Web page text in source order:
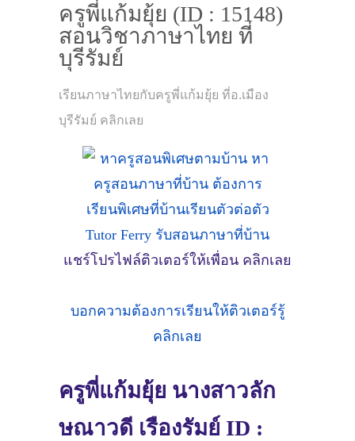
ครูพี่แก้มยุ้ย (ID : 15148)
สอนวิชาภาษาไทย ที่
บุรีรัมย์
เรียนภาษาไทยกับครูพี่แก้มยุ้ย ที่อ.เมือง
บุรีรัมย์ คลิกเลย
แชร์โปรไฟล์ติวเตอร์ให้เพื่อน คลิกเลย
บอกความต้องการเรียนให้ติวเตอร์รู้
คลิกเลย
ครูพี่แก้มยุ้ย นางสาวลัก
ษณาวดี เรืองรัมย์ ID :